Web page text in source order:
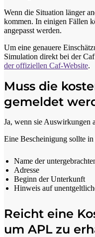
Wenn die Situation länger
kommen. In einigen Fällen
angepasst werden.
Um eine genauere
Simulation direkt bei der
der offiziellen Caf-Website.
Muss die
gemeldet
Ja, wenn sie Auswirkungen
Eine Bescheinigung sollte
Name der
Adresse
Beginn der Unterkunft
Hinweis auf
Reicht eine
um APL zu